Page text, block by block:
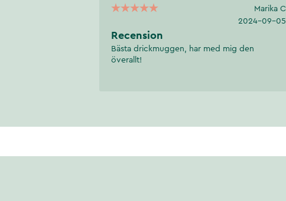
Marika C
2024-09-05
Recension
Bästa drickmuggen, har med mig den
överallt!